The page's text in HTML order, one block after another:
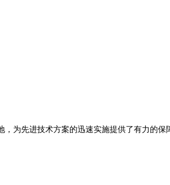
为先进技术方案的迅速实施提供了有力的保